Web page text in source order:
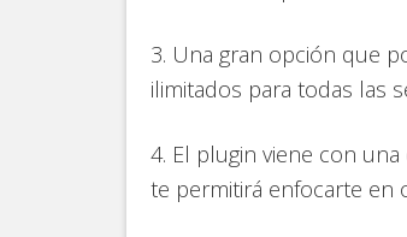
3. Una gran opción que
ilimitados para todas las
4. El plugin viene con
te permitirá enfocarte en